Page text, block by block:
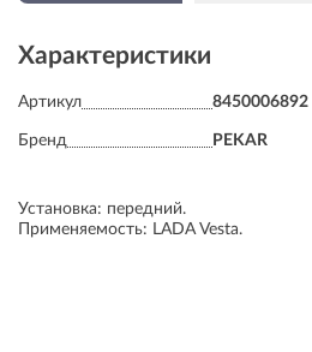
Характеристики
Артикул 8450006892
Бренд PEKAR
Установка: передний.
Применяемость: LADA Vesta.